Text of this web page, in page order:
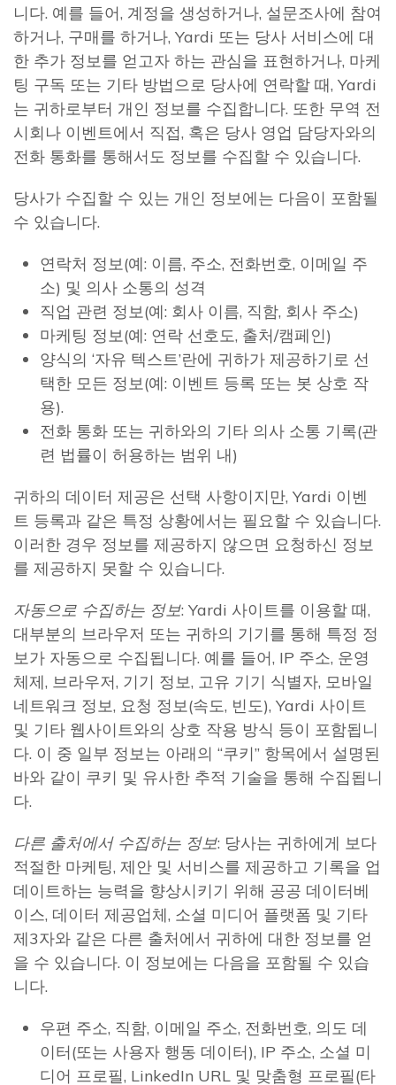
니다. 예를 들어, 계정을 생성하거나, 설문조사에 참여
하거나, 구매를 하거나, Yardi 또는 당사 서비스에 대
한 추가 정보를 얻고자 하는 관심을 표현하거나, 마케
팅 구독 또는 기타 방법으로 당사에 연락할 때, Yardi
는 귀하로부터 개인 정보를 수집합니다. 또한 무역 전
시회나 이벤트에서 직접, 혹은 당사 영업 담당자와의
전화 통화를 통해서도 정보를 수집할 수 있습니다.
당사가 수집할 수 있는 개인 정보에는 다음이 포함될
수 있습니다.
연락처 정보(예: 이름, 주소, 전화번호, 이메일 주
소) 및 의사 소통의 성격
직업 관련 정보(예: 회사 이름, 직함, 회사 주소)
마케팅 정보(예: 연락 선호도, 출처/캠페인)
양식의 ‘자유 텍스트’란에 귀하가 제공하기로 선
택한 모든 정보(예: 이벤트 등록 또는 봇 상호 작
용).
전화 통화 또는 귀하와의 기타 의사 소통 기록(관
련 법률이 허용하는 범위 내)
귀하의 데이터 제공은 선택 사항이지만, Yardi 이벤
트 등록과 같은 특정 상황에서는 필요할 수 있습니다.
이러한 경우 정보를 제공하지 않으면 요청하신 정보
를 제공하지 못할 수 있습니다.
자동으로 수집하는 정보: Yardi 사이트를 이용할 때,
대부분의 브라우저 또는 귀하의 기기를 통해 특정 정
보가 자동으로 수집됩니다. 예를 들어, IP 주소, 운영
체제, 브라우저, 기기 정보, 고유 기기 식별자, 모바일
네트워크 정보, 요청 정보(속도, 빈도), Yardi 사이트
및 기타 웹사이트와의 상호 작용 방식 등이 포함됩니
다. 이 중 일부 정보는 아래의 “쿠키” 항목에서 설명된
바와 같이 쿠키 및 유사한 추적 기술을 통해 수집됩니
다.
다른 출처에서 수집하는 정보: 당사는 귀하에게 보다
적절한 마케팅, 제안 및 서비스를 제공하고 기록을 업
데이트하는 능력을 향상시키기 위해 공공 데이터베
이스, 데이터 제공업체, 소셜 미디어 플랫폼 및 기타
제3자와 같은 다른 출처에서 귀하에 대한 정보를 얻
을 수 있습니다. 이 정보에는 다음을 포함될 수 있습
니다.
우편 주소, 직함, 이메일 주소, 전화번호, 의도 데
이터(또는 사용자 행동 데이터), IP 주소, 소셜 미
디어 프로필, LinkedIn URL 및 맞춤형 프로필(타